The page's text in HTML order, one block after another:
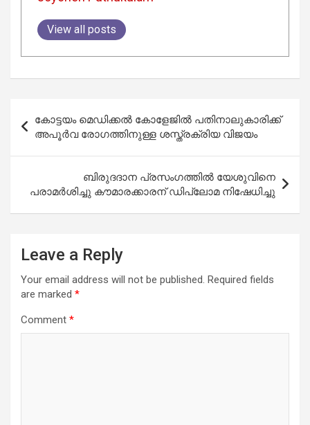
View all posts
navigation
കോട്ടയം മെഡിക്കല്‍ കോളേജില്‍ പതിനാലുകാരിക്ക്
അപൂര്‍വ രോഗത്തിനുള്ള ശസ്ത്രക്രിയ വിജയം
ബിരുദദാന പ്രസംഗത്തിൽ യേശുവിനെ
പരാമർശിച്ചു കൗമാരക്കാരന് ഡിപ്ലോമ നിഷേധിച്ചു
Leave a Reply
Your email address will not be published. Required fields
are marked *
Comment *